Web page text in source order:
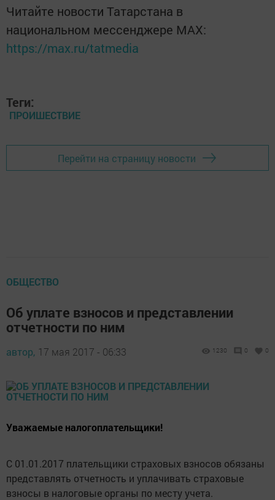
Читайте новости Татарстана в
национальном мессенджере MАХ:
https://max.ru/tatmedia
Теги:
ПРОИШЕСТВИЕ
Перейти на страницу новости
ОБЩЕСТВО
Об уплате взносов и представлении
отчетности по ним
автор, 17 мая 2017 - 06:33 1230 0 0
Уважаемые налогоплательщики!
С 01.01.2017 плательщики страховых взносов обязаны
представлять отчетность и уплачивать страховые
взносы в налоговые органы по месту учета.